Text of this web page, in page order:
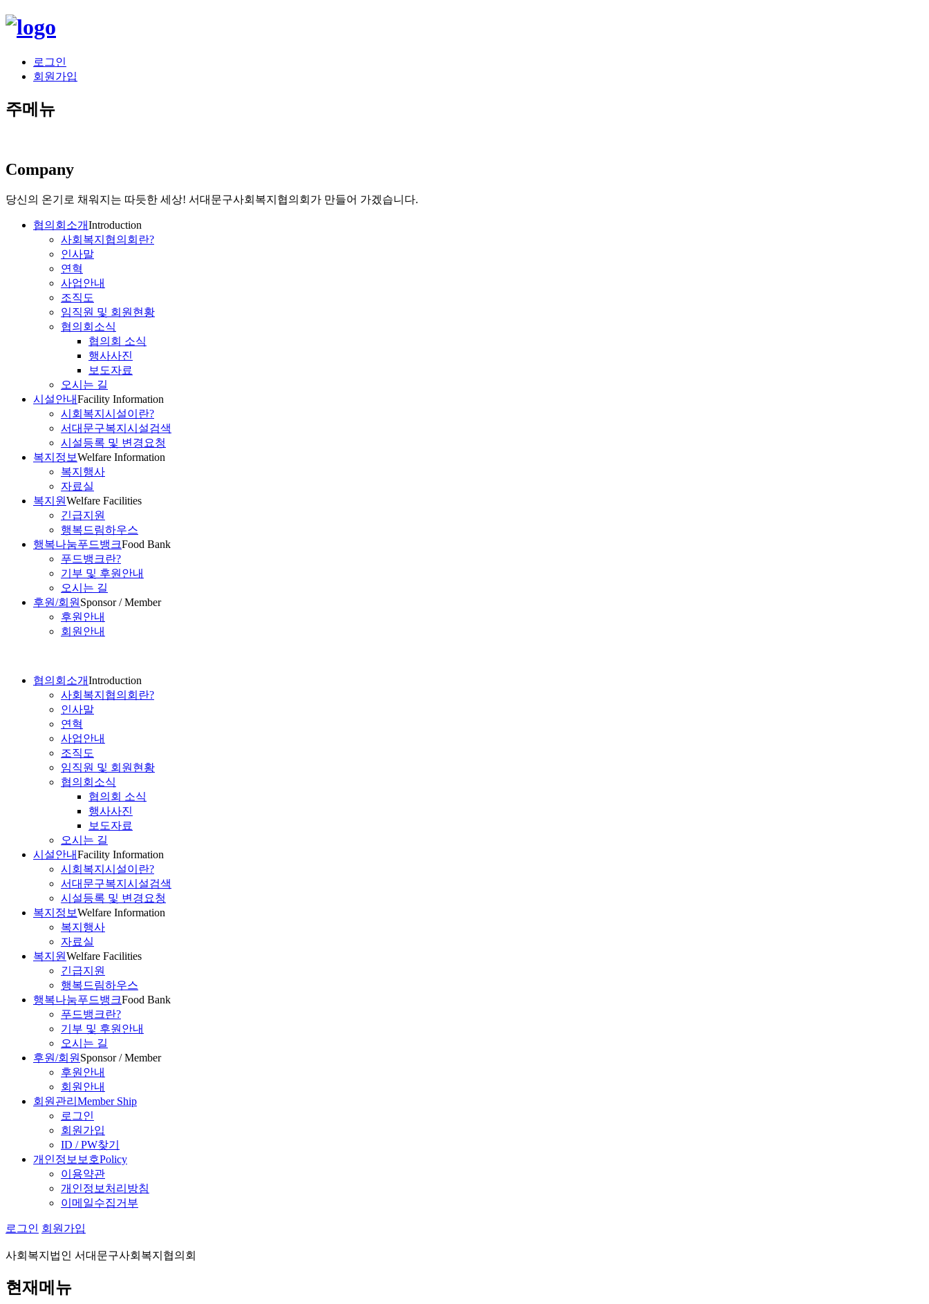
로그인
회원가입
주메뉴
Company
당신의 온기로 채워지는 따듯한 세상! 서대문구사회복지협의회가 만들어 가겠습니다.
협의회소개Introduction
사회복지협의회란?
인사말
연혁
사업안내
조직도
임직원 및 회원현황
협의회소식
협의회 소식
행사사진
보도자료
오시는 길
시설안내Facility Information
시회복지시설이란?
서대문구복지시설검색
시설등록 및 변경요청
복지정보Welfare Information
복지행사
자료실
복지원Welfare Facilities
긴급지원
행복드림하우스
행복나눔푸드뱅크Food Bank
푸드뱅크란?
기부 및 후원안내
오시는 길
후원/회원 Sponsor / Member
후원안내
회원안내
협의회소개Introduction
사회복지협의회란?
인사말
연혁
사업안내
조직도
임직원 및 회원현황
협의회소식
협의회 소식
행사사진
보도자료
오시는 길
시설안내Facility Information
시회복지시설이란?
서대문구복지시설검색
시설등록 및 변경요청
복지정보Welfare Information
복지행사
자료실
복지원Welfare Facilities
긴급지원
행복드림하우스
행복나눔푸드뱅크Food Bank
푸드뱅크란?
기부 및 후원안내
오시는 길
후원/회원 Sponsor / Member
후원안내
회원안내
회원관리 Member Ship
로그인
회원가입
ID / PW찾기
개인정보보호Policy
이용약관
개인정보처리방침
이메일수집거부
로그인 회원가입
사회복지법인 서대문구사회복지협의회
현재메뉴